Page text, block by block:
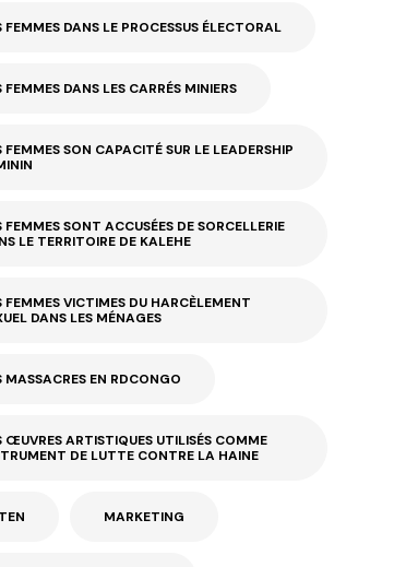
FEMMES DANS LE PROCESSUS ÉLECTORAL
FEMMES DANS LES CARRÉS MINIERS
FEMMES SON CAPACITÉ SUR LE LEADERSHIP
FEMMES SONT ACCUSÉES DE SORCELLERIE
LE TERRITOIRE DE KALEHE
FEMMES VICTIMES DU HARCÈLEMENT
DANS LES MÉNAGES
MASSACRES EN RDCONGO
ŒUVRES ARTISTIQUES UTILISÉS COMME
DE LUTTE CONTRE LA HAINE
MARKETING